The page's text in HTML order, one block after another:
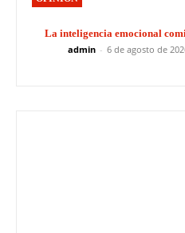
La inteligencia emocional
admin - 6 de agosto de